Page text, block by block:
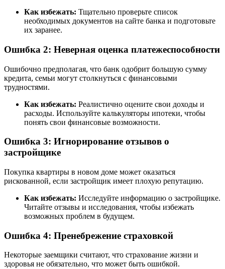
Как избежать: Тщательно проверьте список
необходимых документов на сайте банка и подготовьте
их заранее.
Ошибка 2: Неверная оценка платежеспособности
Ошибочно предполагая, что банк одобрит большую сумму
кредита, семьи могут столкнуться с финансовыми
трудностями.
Как избежать: Реалистично оцените свои доходы и
расходы. Используйте калькуляторы ипотеки, чтобы
понять свои финансовые возможности.
Ошибка 3: Игнорирование отзывов о
застройщике
Покупка квартиры в новом доме может оказаться
рискованной, если застройщик имеет плохую репутацию.
Как избежать: Исследуйте информацию о застройщике.
Читайте отзывы и исследования, чтобы избежать
возможных проблем в будущем.
Ошибка 4: Пренебрежение страховкой
Некоторые заемщики считают, что страхование жизни и
здоровья не обязательно, что может быть ошибкой.